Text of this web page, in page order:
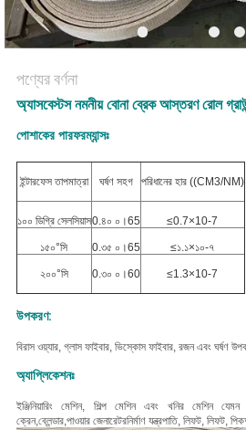
পণ্যের বর্ণনা
অ্যাসবেস্টস নমনীয় বোনা ব্রেক আস্তরণ রোল
পোশাকের পারফরম্যান্সঃ
ইন্টারফেস তাপমাত্রা ঘর্ষণ সহগ পরিধানের হার ((CM3/NM)
১০০ ডিগ্রি সেলসিয়াস0.৪০ ০।65 ≤0.7×10-7
১৫০°সি 0.৩৫ ০।65 ≤১.১×১০-৭
২০০°সি 0.৩০ ০।60 ≤1.3×10-7
উপকরণ:
বিরাস ওয়্যার, গ্লাস ফাইবার, ভিস্কোস ফাইবার, রজন এবং ঘর্ষণ
অ্যাপ্লিকেশনঃ
ইঞ্জিনিয়ারিং মেশিন, শিল্প মেশিন এবং খনির মেশিন
ক্রেন,ব্লেন্ডার,পাওয়ার জেনারেটরনির্মাণ যন্ত্রপাতি, লিফট, লিফট,